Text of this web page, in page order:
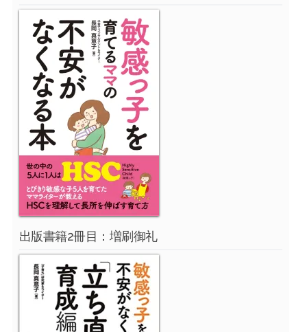
出版書籍2冊目：増刷御礼